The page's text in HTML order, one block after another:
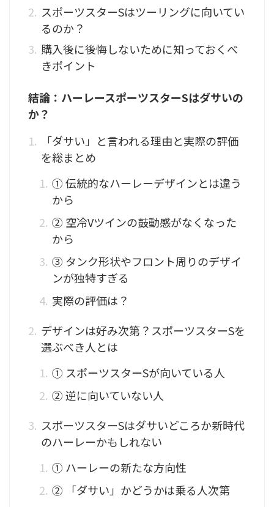
スポーツスターSはツーリングに向いてい
るのか？
購入後に後悔しないために知っておくべ
きポイント
結論：ハーレースポーツスターSはダサいの
か？
「ダサい」と言われる理由と実際の評価
を総まとめ
① 伝統的なハーレーデザインとは違う
から
② 空冷Vツインの鼓動感がなくなった
から
③ タンク形状やフロント周りのデザイ
ンが独特すぎる
実際の評価は？
デザインは好み次第？スポーツスターSを
選ぶべき人とは
① スポーツスターSが向いている人
② 逆に向いていない人
スポーツスターSはダサいどころか新時代
のハーレーかもしれない
① ハーレーの新たな方向性
② 「ダサい」かどうかは乗る人次第